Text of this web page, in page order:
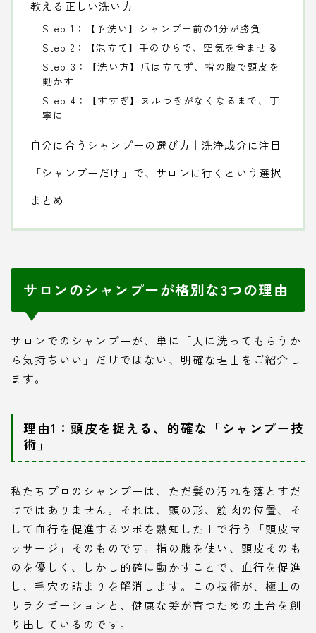
教える正しい洗い方
Step 1：【予洗い】シャンプー前の1分が勝負
Step 2：【泡立て】手のひらで、空気を含ませる
Step 3：【洗い方】爪は立てず、指の腹で頭皮を
動かす
Step 4：【すすぎ】ヌルつきがなくなるまで、丁
寧に
自分に合うシャンプーの選び方｜洗浄成分に注目
「シャンプーだけ」で、サロンに行くという選択
まとめ
サロンのシャンプーが格別な3つの理由
サロンでのシャンプーが、単に「人に洗ってもらうか
ら気持ちいい」だけではない、明確な理由をご紹介し
ます。
理由1：頭皮を捉える、的確な「シャンプー技
術」
私たちプロのシャンプーは、ただ髪の汚れを落とすだ
けではありません。それは、頭の形、筋肉の位置、そ
して血行を促進するツボを熟知した上で行う「頭皮マ
ッサージ」そのものです。指の腹を使い、頭皮そのも
のを優しく、しかし的確に動かすことで、血行を促進
し、毛穴の詰まりを解消します。この技術が、極上の
リラクゼーションと、健康な髪が育つための土台を創
り出しているのです。